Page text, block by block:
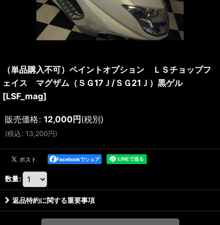
（単品購入不可）ペイントオプション ＬＳチョップフ
ェイス マグザム（ＳＧ17Ｊ/ＳＧ21Ｊ）黒ゲル
[LSF_mag]
販売価格: 12,000円(税別)
(税込: 13,200円)
Facebookでシェア
数量:
返品特約に関する重要事項